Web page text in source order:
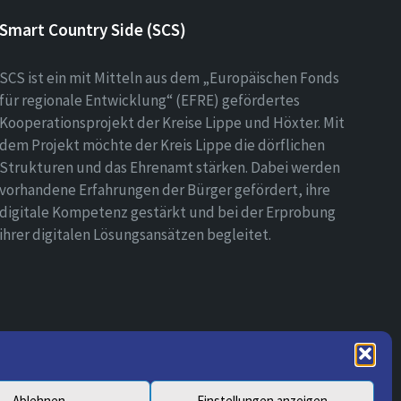
Smart Country Side (SCS)
SCS ist ein mit Mitteln aus dem „Europäischen Fonds
für regionale Entwicklung“ (EFRE) gefördertes
Kooperationsprojekt der Kreise Lippe und Höxter. Mit
dem Projekt möchte der Kreis Lippe die dörflichen
Strukturen und das Ehrenamt stärken. Dabei werden
vorhandene Erfahrungen der Bürger gefördert, ihre
digitale Kompetenz gestärkt und bei der Erprobung
ihrer digitalen Lösungsansätzen begleitet.